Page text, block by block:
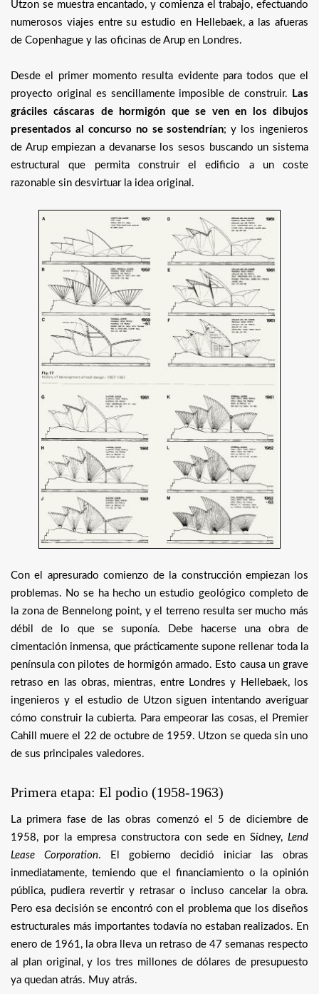
Utzon se muestra encantado, y comienza el trabajo, efectuando
numerosos viajes entre su estudio en Hellebaek, a las afueras
de Copenhague y las oficinas de Arup en Londres.
Desde el primer momento resulta evidente para todos que el
proyecto original es sencillamente imposible de construir.
Las
gráciles cáscaras de hormigón que se ven en los dibujos
presentados al concurso no se sostendrían; y los ingenieros
de Arup empiezan a devanarse los sesos buscando un sistema
estructural que permita construir el edificio a un coste
razonable sin desvirtuar la idea original.
Con el apresurado comienzo de la construcción empiezan los
problemas. No se ha hecho un estudio geológico completo de
la zona de Bennelong point, y el terreno resulta ser mucho más
débil de lo que se suponía. Debe hacerse una obra de
cimentación inmensa, que prácticamente supone rellenar toda la
península con pilotes de hormigón armado. Esto causa un grave
retraso en las obras, mientras, entre Londres y Hellebaek, los
ingenieros y el estudio de Utzon siguen intentando averiguar
cómo construir la cubierta. Para empeorar las cosas, el Premier
Cahill muere el 22 de octubre de 1959. Utzon se queda sin uno
de sus principales valedores.
Primera etapa: El podio (1958-1963)
La primera fase de las obras comenzó el 5 de diciembre de
1958, por la empresa constructora con sede en Sídney, Lend
Lease Corporation. El gobierno decidió iniciar las obras
inmediatamente, temiendo que el financiamiento o la opinión
pública, pudiera revertir y retrasar o incluso cancelar la obra.
Pero esa decisión se encontró con el problema que los diseños
estructurales más importantes todavía no estaban realizados. En
enero de 1961, la obra lleva un retraso de 47 semanas respecto
al plan original, y los tres millones de dólares de presupuesto
ya quedan atrás. Muy atrás.